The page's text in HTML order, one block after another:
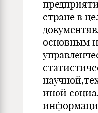
стране в
основным
иной